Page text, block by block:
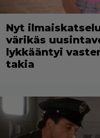
Nyt
värikäs
lykkääntyi
takia